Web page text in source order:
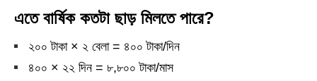
এতে বার্ষিক কতটা ছাড় মিলতে পারে?
২০০ টাকা × ২ বেলা = ৪০০ টাকা/দিন
৪০০ × ২২ দিন = ৮,৮০০ টাকা/মাস